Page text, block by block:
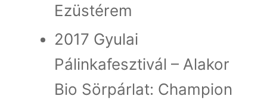
Ezüstérem
2017 Gyulai
Pálinkafesztivál – Alakor
Bio Sörpárlat: Champion